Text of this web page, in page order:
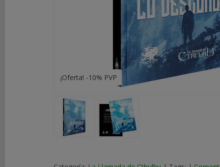
ACCESORIOS
MARCAS
¡Oferta! -10% PVP